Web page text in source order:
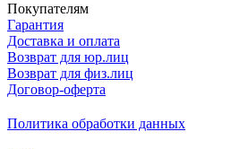
Покупателям
Гарантия
Доставка и оплата
Возврат для юр.лиц
Возврат для физ.лиц
Договор-оферта
Политика обработки данных